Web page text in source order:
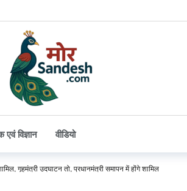
विज्ञान वीडियो
गृहमंत्री उदघाटन तो, प्रधानमंत्री समापन में होंगे शामिल